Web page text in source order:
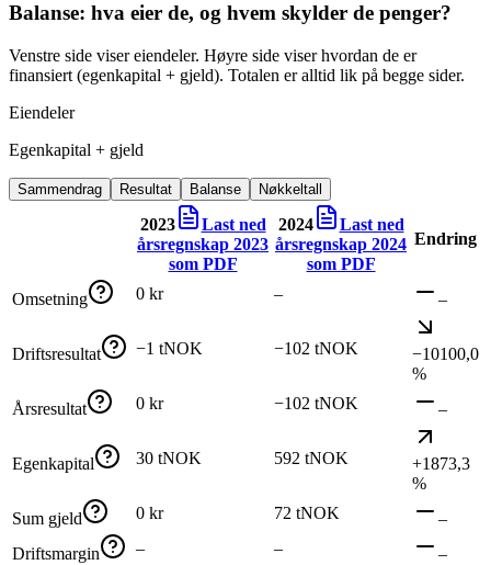
Balanse: hva eier de, og hvem skylder de penger?
Venstre side viser eiendeler. Høyre side viser hvordan de er
finansiert (egenkapital + gjeld). Totalen er alltid lik på begge sider.
Eiendeler
Egenkapital + gjeld
Sammendrag Resultat Balanse Nøkkeltall
2023
Last ned
årsregnskap 2023
som PDF
2024
Last ned
årsregnskap 2024
som PDF
Endring
Omsetning 0 kr – –
Driftsresultat −1 tNOK −102 tNOK
−10100,0
%
Årsresultat
0 kr −102 tNOK –
Egenkapital 30 tNOK 592 tNOK
+1873,3
%
Sum gjeld
0 kr 72 tNOK
–
Driftsmargin
– –
–